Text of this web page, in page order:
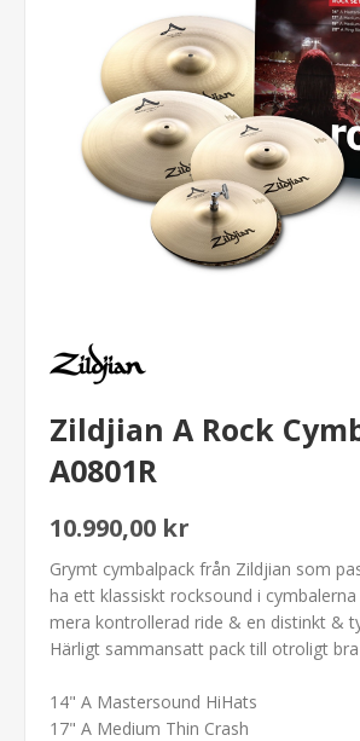
Zildjian A Rock
A0801R
10.990,00 kr
Grymt cymbalpack från Zildjian som
ha ett klassiskt rocksound i
mera kontrollerad ride & en distinkt &
Härligt sammansatt pack till otroligt
14" A Mastersound HiHats
17" A Medium Thin Crash